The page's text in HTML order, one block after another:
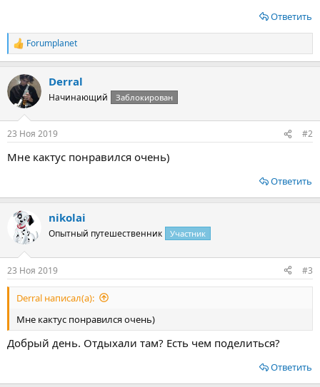
Ответить
Р
е
к
ц
и
Forumplanet
Derral
Начинающий Заблокирован
23 Ноя 2019 #2
Мне кактус понравился очень)
Ответить
nikolai
Опытный путешественник Участник
23 Ноя 2019 #3
Derral написал(а):
Мне кактус понравился очень)
Добрый день. Отдыхали там? Есть чем поделиться?
Ответить